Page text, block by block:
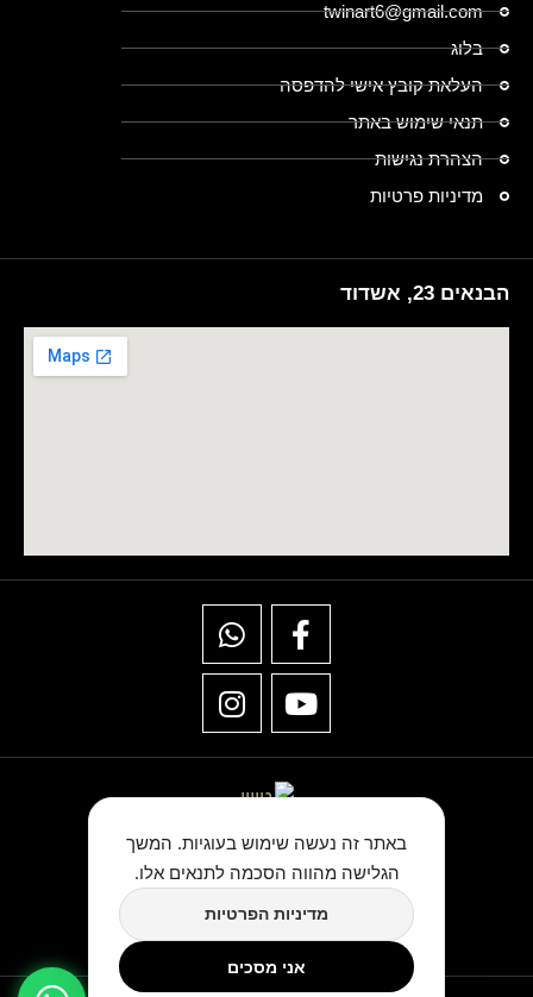
twinart6@gmail.com
בלוג
העלאת קובץ אישי להדפסה
תנאי שימוש באתר
הצהרת נגישות
מדיניות פרטיות
הבנאים 23, אשדוד
★★★★★
כתבו לנו ביקורת בגוגל
באתר זה נעשה שימוש בעוגיות. המשך
הגלישה מהווה הסכמה לתנאים אלו.
מדיניות הפרטיות
אני מסכים